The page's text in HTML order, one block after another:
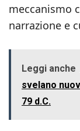
meccanismo
narrazione e
Leggi anche
svelano
79 d.C.